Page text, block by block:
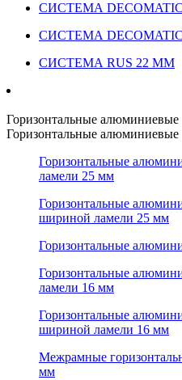
СИСТЕМА
СИСТЕМА
СИСТЕМА RUS 22 ММ
Горизонтальные алюминиевые
Горизонтальные алюминиевые
Горизонтальные
ламели 25 мм
Горизонтальные
шириной ламели 25 мм
Горизонтальные
Горизонтальные
ламели 16 мм
Горизонтальные
шириной ламели 16 мм
Межрамные
мм